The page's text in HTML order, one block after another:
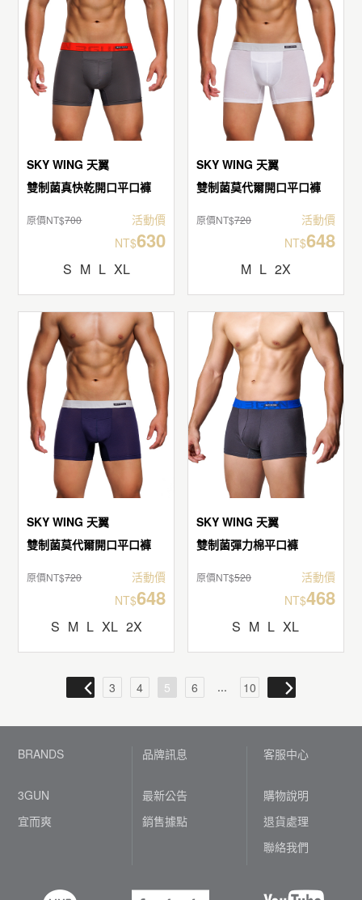
SKY WING 天翼
雙制菌真快乾開口平口褲
原價NT$700
活動價
NT$630
S M L XL
SKY WING 天翼
雙制菌莫代爾開口平口褲
原價NT$720
活動價
NT$648
M L 2X
SKY WING 天翼
雙制菌莫代爾開口平口褲
原價NT$720
活動價
NT$648
S M L XL 2X
SKY WING 天翼
雙制菌彈力棉平口褲
原價NT$520
活動價
NT$468
S M L XL
3 4 5 6 ... 10
BRANDS
3GUN
宜而爽
品牌訊息
最新公告
銷售據點
客服中心
購物說明
退貨處理
聯絡我們